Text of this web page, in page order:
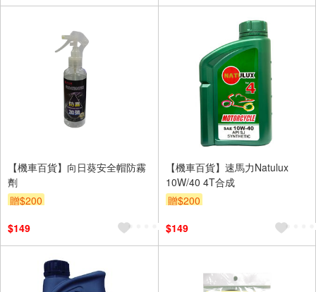
【機車百貨】向日葵安全帽防霧
劑
贈$200
$149
【機車百貨】速馬力Natulux
10W/40 4T合成
贈$200
$149